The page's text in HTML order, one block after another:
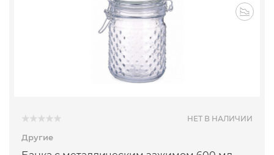
ПОДПИСАТЬСЯ
НЕТ В НАЛИЧИИ
Другие